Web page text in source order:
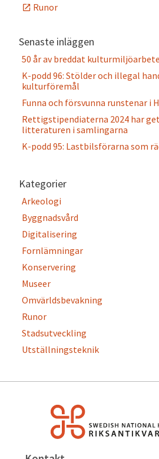
Runor
Senaste inläggen
50 år av breddat kulturmiljöarbete
K-podd 96: Stölder och illegal
kulturföremål
Funna och försvunna runstenar i
Rettigstipendiaterna 2024 har
litteraturen i samlingarna
K-podd 95: Lastbilsförarna som
Kategorier
Arkeologi
Byggnadsvård
Digitalisering
Fornlämningar
Konservering
Museer
Omvärldsbevakning
Runor
Stadsutveckling
Utställningsteknik